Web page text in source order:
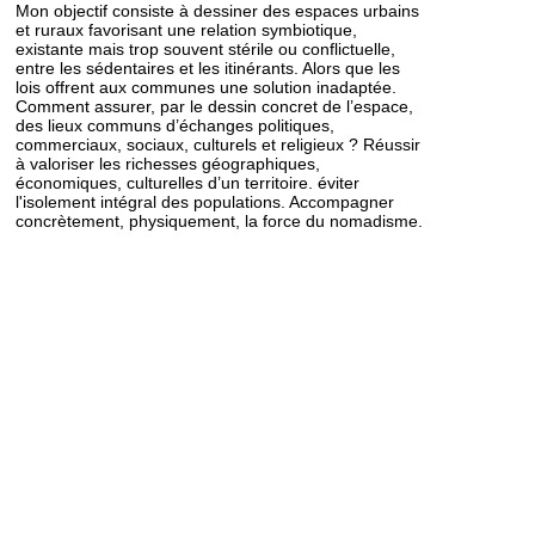
Mon objectif consiste à dessiner des espaces urbains
et ruraux favorisant une relation symbiotique,
existante mais trop souvent stérile ou conflictuelle,
entre les sédentaires et les itinérants. Alors que les
lois offrent aux communes une solution inadaptée.
Comment assurer, par le dessin concret de l’espace,
des lieux communs d’échanges politiques,
commerciaux, sociaux, culturels et religieux ? Réussir
à valoriser les richesses géographiques,
économiques, culturelles d’un territoire. éviter
l'isolement intégral des populations. Accompagner
concrètement, physiquement, la force du nomadisme.